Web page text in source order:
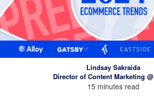
Lindsay Sakraida
Director of Content Marketing
15 minutes read